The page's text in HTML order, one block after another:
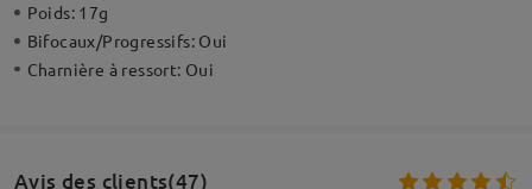
Poids: 17g
Bifocaux/Progressifs: Oui
Charnière à ressort: Oui
Avis des clients(47)